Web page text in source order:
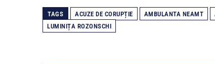
TAGS ACUZE DE CORUPȚIE AMBULANTA NEAMT
LUMINIȚA ROZONSCHI